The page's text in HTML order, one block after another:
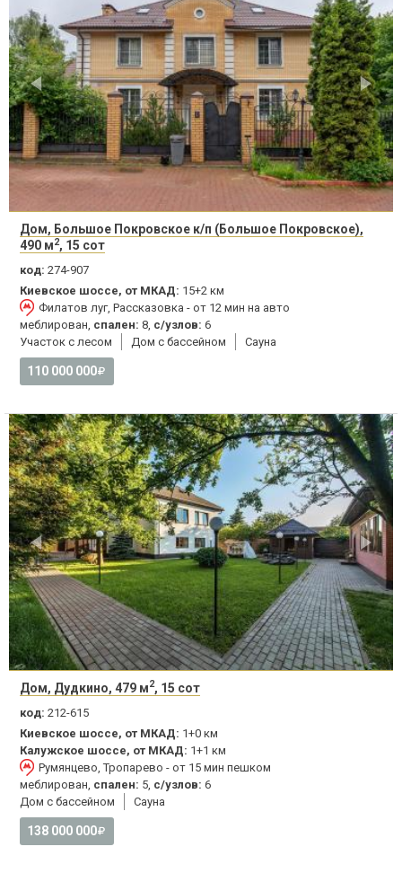
Дом, Большое Покровское к/п (Большое Покровское),
490 м2, 15 сот
код: 274-907
Киевское шоссе, от МКАД: 15+2 км
Филатов луг, Рассказовка - от 12 мин на авто
меблирован, спален: 8, с/узлов: 6
Участок с лесом
Дом с бассейном Сауна
110 000 000
Дом, Дудкино, 479 м2, 15 сот
код: 212-615
Киевское шоссе, от МКАД: 1+0 км
Калужское шоссе, от МКАД: 1+1 км
Румянцево, Тропарево - от 15 мин пешком
меблирован, спален: 5, с/узлов: 6
Дом с бассейном
Сауна
138 000 000